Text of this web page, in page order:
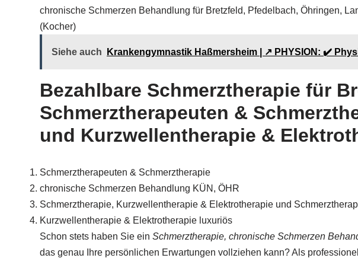
chronische Schmerzen Behandlung für Bretzfeld, Pfedelbach, Öhringen,
(Kocher)
Siehe auch Krankengymnastik Haßmersheim | ↗️ PHYSION: ✔️
Bezahlbare Schmerztherapie für
Schmerztherapeuten &
und Kurzwellentherapie &
Schmerztherapeuten & Schmerztherapie
chronische Schmerzen Behandlung KÜN, ÖHR
Schmerztherapie, Kurzwellentherapie & Elektrotherapie und
Kurzwellentherapie & Elektrotherapie luxuriös
Schon stets haben Sie ein Schmerztherapie, chronische Schmerzen
das genau Ihre persönlichen Erwartungen vollziehen kann? Als